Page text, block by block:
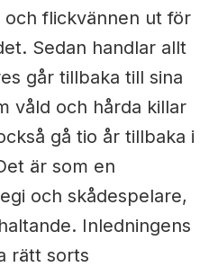
flickvännen ut för
Sedan handlar allt
går tillbaka till sina
våld och hårda killar
gå tio år tillbaka i
är som en
och skådespelare,
Inledningens
rätt sorts